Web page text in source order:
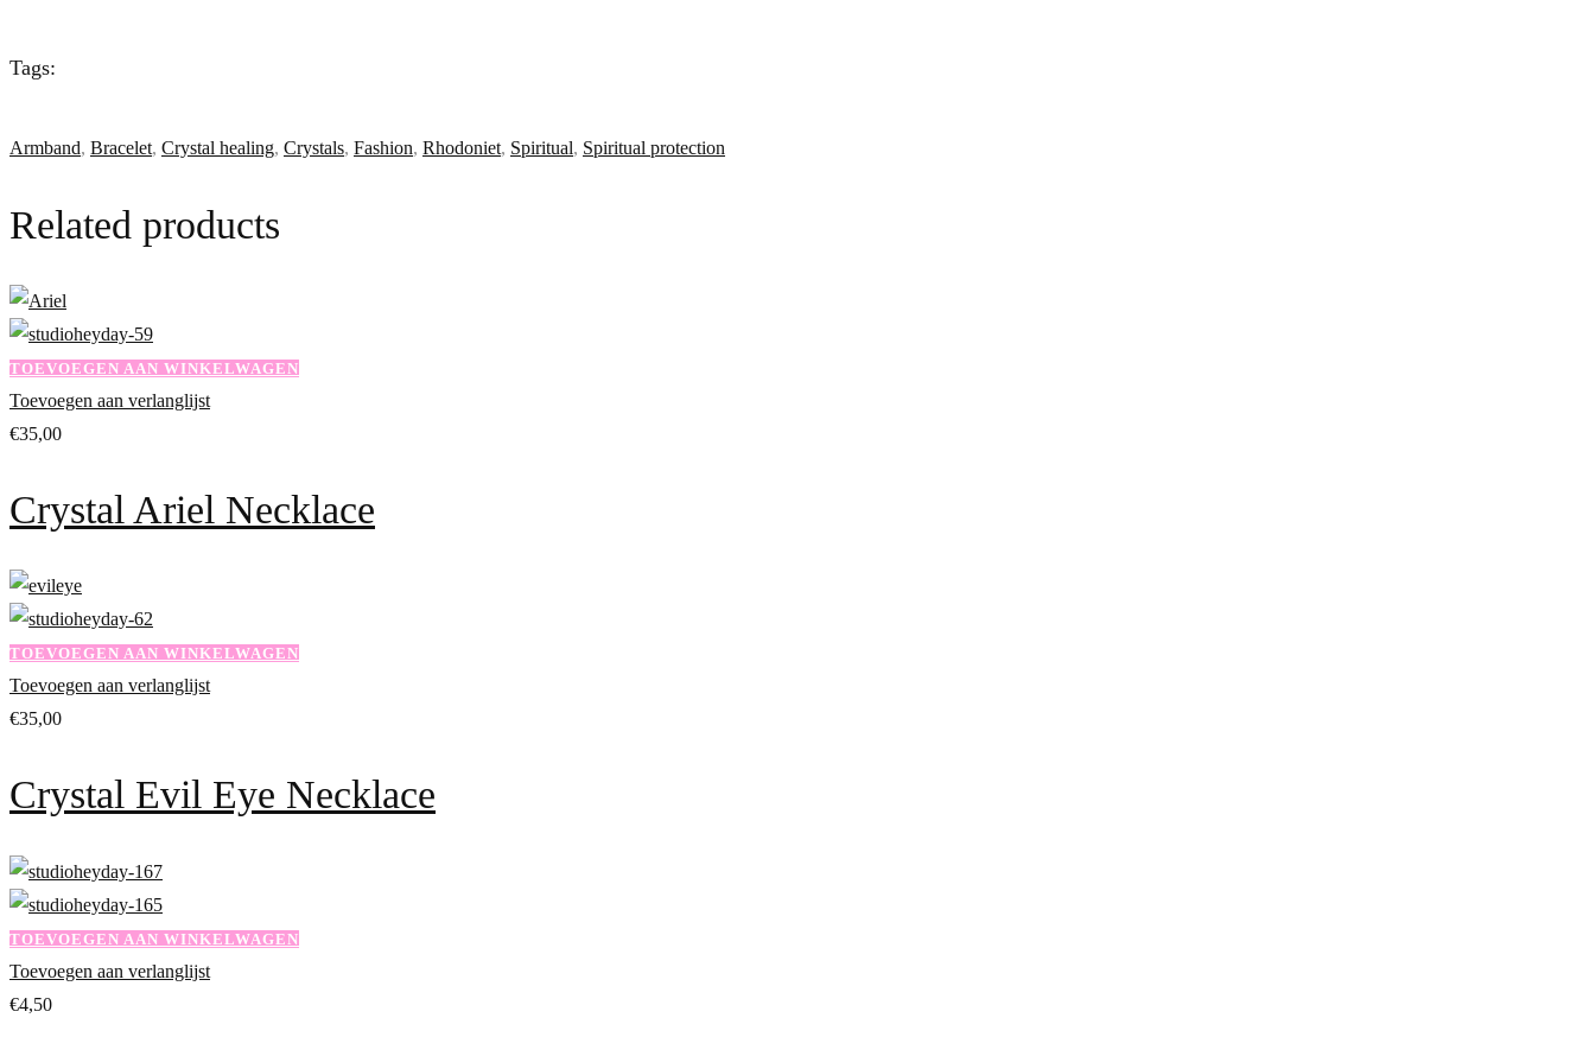
Tags:
Armband, Bracelet, Crystal healing, Crystals, Fashion, Rhodoniet, Spiritual, Spiritual protection
Related products
TOEVOEGEN AAN WINKELWAGEN
Toevoegen aan verlanglijst
€35,00
Crystal Ariel Necklace
TOEVOEGEN AAN WINKELWAGEN
Toevoegen aan verlanglijst
€35,00
Crystal Evil Eye Necklace
TOEVOEGEN AAN WINKELWAGEN
Toevoegen aan verlanglijst
€4,50